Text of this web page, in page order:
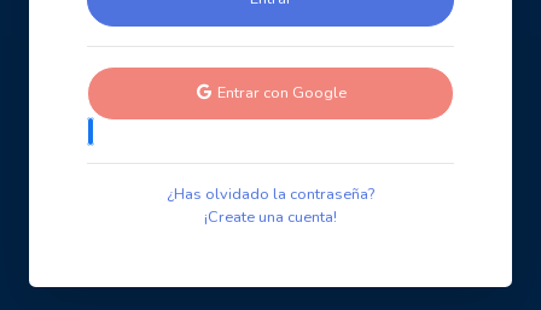
Entrar con Google
¿Has olvidado la contraseña?
¡Create una cuenta!